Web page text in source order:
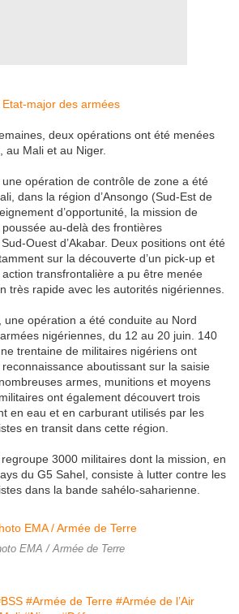
major des armées
deux opérations ont été menées
au Mali et au Niger.
opération de contrôle de zone a été
dans la région d’Ansongo (Sud-Est de
d’opportunité, la mission de
au-delà des frontières
Ouest d’Akabar. Deux positions ont été
sur la découverte d’un pick-up et
transfrontalière a pu être menée
très rapide avec les autorités nigériennes.
une opération a été conduite au Nord
nigériennes, du 12 au 20 juin. 140
trentaine de militaires nigériens ont
aboutissant sur la saisie
armes, munitions et moyens
ont également découvert trois
en eau et en carburant utilisés par les
en transit dans cette région.
regroupe 3000 militaires dont la mission, en
du G5 Sahel, consiste à lutter contre les
dans la bande sahélo-saharienne.
EMA / Armée de Terre
#Armée de Terre #Armée de l’Air